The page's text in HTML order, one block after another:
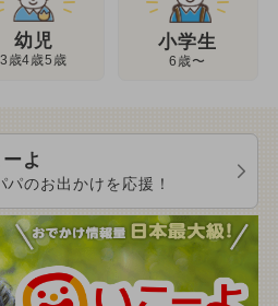
幼児
3歳4歳5歳
小学生
6歳〜
よ
のお出かけを応援！